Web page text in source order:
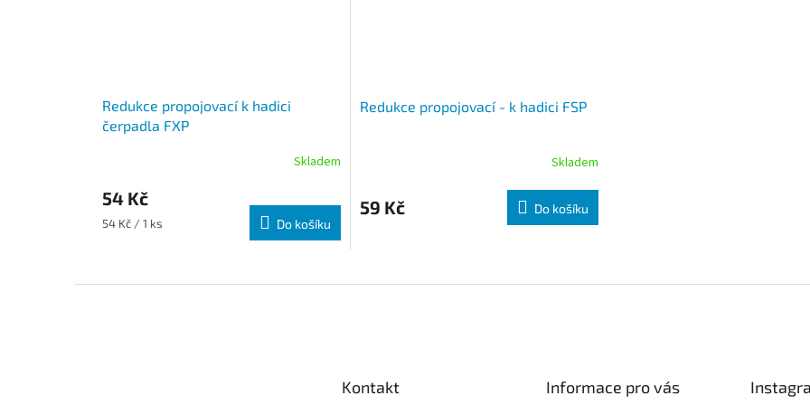
Redukce propojovací k hadici
čerpadla FXP
Skladem
54 Kč
Měrná cena:
54 Kč / 1 ks Do košíku
Redukce propojovací - k hadici FSP
Skladem
59 Kč Do košíku
Kontakt Informace pro vás